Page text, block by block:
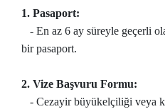
1. Pasaport:
- En az 6 ay süreyle geçerli
bir pasaport.
2. Vize Başvuru Formu:
- Cezayir büyükelçiliği veya